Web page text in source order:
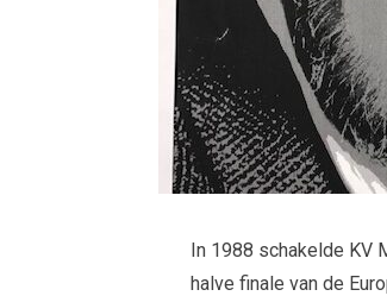
In 1988 schakelde KV
halve finale van de